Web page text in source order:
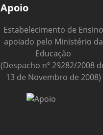
Apoio
Estabelecimento de Ensino
apoiado pelo Ministério da
Educação
(Despacho nº 29282/2008
13 de Novembro de 2008)